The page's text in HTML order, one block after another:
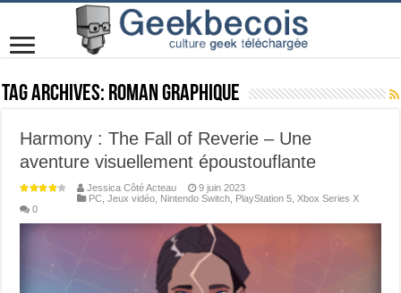
Tag Archives: roman graphique
Harmony : The Fall of Reverie – Une
aventure visuellement époustouflante
Jessica Côté Acteau
9 juin 2023
PC ,Jeux vidéo Nintendo Switch PlayStation 5 ,Xbox Series X
0